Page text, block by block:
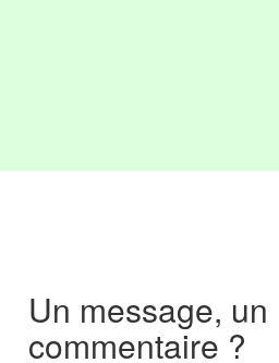
Un message, un
commentaire ?